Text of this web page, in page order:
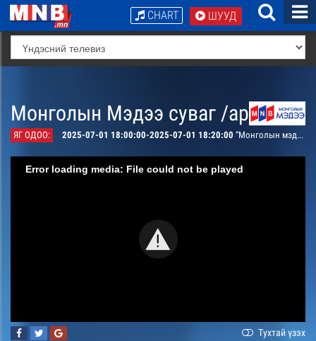
ШУУД
CHART
Монголын Мэдээ суваг /архив/
ЯГ ОДОО: 2025-07-01 18:00:00-2025-07-01 18:20:00 “Монголын мэдээ” тойм тайлбар /шууд/
Error loading media: File could not be played
Тухтай үзэх